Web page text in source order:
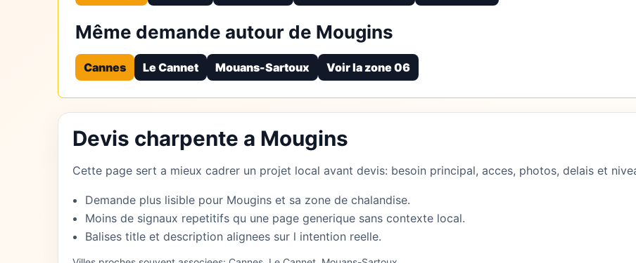
Même demande autour de Mougins
Cannes Le Cannet Mouans-Sartoux Voir la zone 06
Devis charpente a Mougins
Cette page sert a mieux cadrer un projet local avant devis: besoin principal, acces, photos, delais et
Demande plus lisible pour Mougins et sa zone de chalandise.
Moins de signaux repetitifs qu une page generique sans contexte local.
Balises title et description alignees sur l intention reelle.